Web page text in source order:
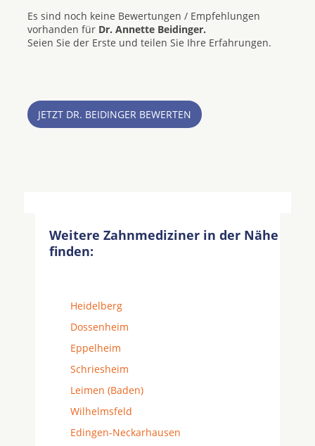
Es sind noch keine Bewertungen / Empfehlungen
vorhanden für Dr. Annette Beidinger.
Seien Sie der Erste und teilen Sie Ihre Erfahrungen.
JETZT DR. BEIDINGER BEWERTEN
Weitere Zahnmediziner in der Nähe
finden:
Heidelberg
Dossenheim
Eppelheim
Schriesheim
Leimen (Baden)
Wilhelmsfeld
Edingen-Neckarhausen